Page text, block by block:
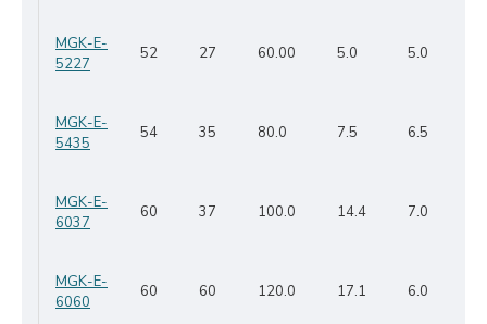
MGK-E-
5227
52 27 60.00 5.0 5.0
MGK-E-
5435
54 35 80.0 7.5 6.5
MGK-E-
6037
60 37 100.0 14.4 7.0
MGK-E-
6060
60 60 120.0 17.1 6.0